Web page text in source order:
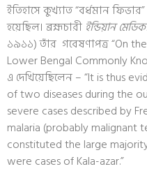
ইতিহাসে কুখ্যাত “বর্ধমান
হয়েছিল। ব্রহ্মচারী ইন্ডিয়ান
১৯১১) তাঁর গবেষণাপত্র “On
Lower Bengal Commonly
এ দেখিয়েছিলেন – “It is thus
of two diseases during the
severe cases described by
malaria (probably malignant
constituted the large
were cases of Kala-azar.”